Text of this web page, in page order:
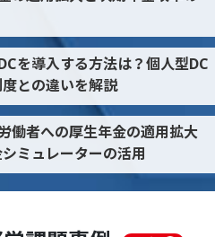
を導入する方法は？個人型DC
との違いを解説
働者への厚生年金の適用拡大
ミュレーターの活用